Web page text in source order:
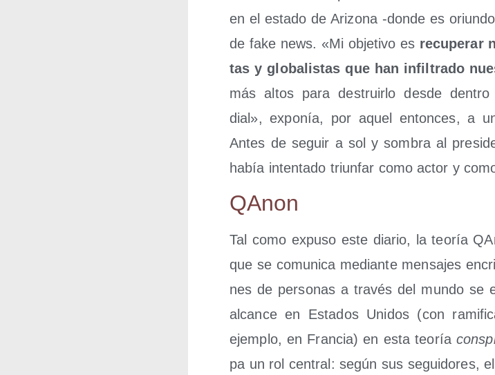
en el esta­do de Ari­zo­na ‑don­de es
de fake news. «Mi obje­ti­vo es recu­pe­rar
tas y glo­ba­lis­tas que han infil­tra­do
más altos para des­truir­lo des­de
dial», expo­nía, por aquel enton­ces, a
Antes de seguir a sol y som­bra al
había inten­ta­do triun­far como actor y
QAnon
Tal como expu­so este dia­rio, la teo­ría
que se comu­ni­ca median­te men­sa­jes
nes de per­so­nas a tra­vés del mun­do se
alcan­ce en Esta­dos Uni­dos (con
ejem­plo, en Fran­cia) en esta teo­ría
pa un rol cen­tral: según sus segui­do­res,